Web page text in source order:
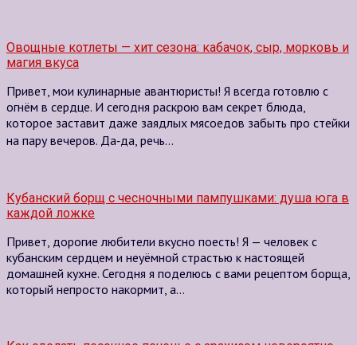
Овощные котлеты — хит сезона: кабачок, сыр, морковь и
магия вкуса
Привет, мои кулинарные авантюристы! Я всегда готовлю с
огнём в сердце. И сегодня раскрою вам секрет блюда,
которое заставит даже заядлых мясоедов забыть про стейки
на пару вечеров. Да‑да, речь…
Кубанский борщ с чесночными пампушками: душа юга в
каждой ложке
Привет, дорогие любители вкусно поесть! Я — человек с
кубанским сердцем и неуёмной страстью к настоящей
домашней кухне. Сегодня я поделюсь с вами рецептом борща,
который непросто накормит, а…